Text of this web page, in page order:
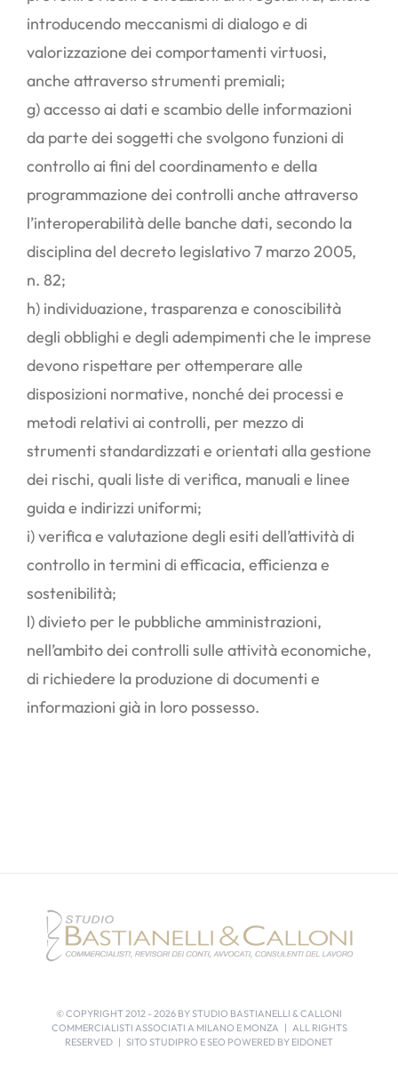
introducendo meccanismi di dialogo e di
valorizzazione dei comportamenti virtuosi,
anche attraverso strumenti premiali;
g) accesso ai dati e scambio delle informazioni
da parte dei soggetti che svolgono funzioni di
controllo ai fini del coordinamento e della
programmazione dei controlli anche attraverso
l’interoperabilità delle banche dati, secondo la
disciplina del decreto legislativo 7 marzo 2005,
n. 82;
h) individuazione, trasparenza e conoscibilità
degli obblighi e degli adempimenti che le imprese
devono rispettare per ottemperare alle
disposizioni normative, nonché dei processi e
metodi relativi ai controlli, per mezzo di
strumenti standardizzati e orientati alla gestione
dei rischi, quali liste di verifica, manuali e linee
guida e indirizzi uniformi;
i) verifica e valutazione degli esiti dell’attività di
controllo in termini di efficacia, efficienza e
sostenibilità;
l) divieto per le pubbliche amministrazioni,
nell’ambito dei controlli sulle attività economiche,
di richiedere la produzione di documenti e
informazioni già in loro possesso.
© COPYRIGHT 2012 - 2026 BY STUDIO BASTIANELLI & CALLONI
COMMERCIALISTI ASSOCIATI A MILANO E MONZA | ALL RIGHTS
RESERVED | SITO STUDIPRO E SEO POWERED BY EIDONET